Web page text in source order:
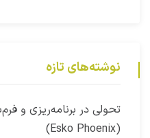
نوشته‌های تازه
‫تحولی در برنامه‌ریزی و
(Esko Phoenix)